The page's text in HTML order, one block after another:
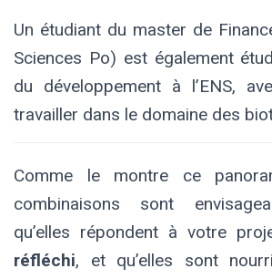
Un étudiant du master de
Sciences Po) est également
du développement à l’ENS,
travailler dans le domaine des
Comme le montre ce
combinaisons sont
qu’elles répondent à votre
réfléchi, et qu’elles sont